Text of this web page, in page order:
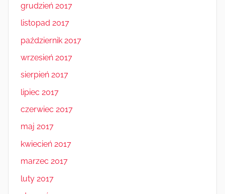
grudzień 2017
listopad 2017
październik 2017
wrzesień 2017
sierpień 2017
lipiec 2017
czerwiec 2017
maj 2017
kwiecień 2017
marzec 2017
luty 2017